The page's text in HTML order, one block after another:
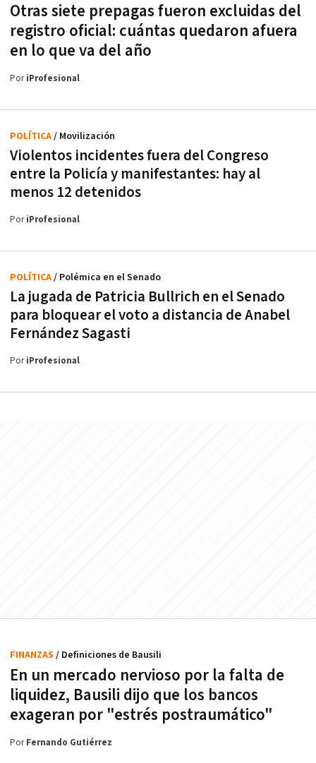
Otras siete prepagas fueron excluidas del
registro oficial: cuántas quedaron afuera
en lo que va del año
PoriProfesional
Violentos incidentes fuera del Congreso
entre la Policía y manifestantes: hay al
menos 12 detenidos
POLÍTICA/ Movilización
PoriProfesional
La jugada de Patricia Bullrich en el Senado
para bloquear el voto a distancia de Anabel
Fernández Sagasti
POLÍTICA/ Polémica en el Senado
PoriProfesional
En un mercado nervioso por la falta de
liquidez, Bausili dijo que los bancos
exageran por "estrés postraumático"
FINANZAS / Definiciones de Bausili
PorFernando Gutiérrez